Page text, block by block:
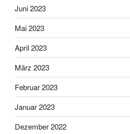
Juni 2023
Mai 2023
April 2023
März 2023
Februar 2023
Januar 2023
Dezember 2022